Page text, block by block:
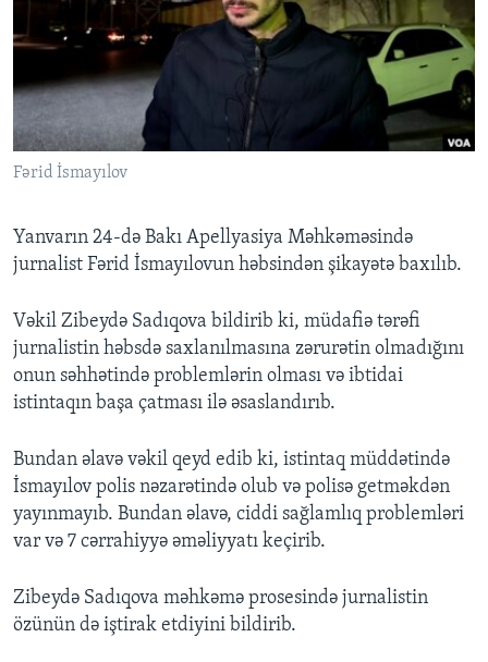
Dillər
Fərid İsmayılov
Yanvarın 24-də Bakı Apellyasiya Məhkəməsində
jurnalist Fərid İsmayılovun həbsindən şikayətə baxılıb.
Vəkil Zibeydə Sadıqova bildirib ki, müdafiə tərəfi
jurnalistin həbsdə saxlanılmasına zərurətin olmadığını
onun səhhətində problemlərin olması və ibtidai
istintaqın başa çatması ilə əsaslandırıb.
Bundan əlavə vəkil qeyd edib ki, istintaq müddətində
İsmayılov polis nəzarətində olub və polisə getməkdən
yayınmayıb. Bundan əlavə, ciddi sağlamlıq problemləri
var və 7 cərrahiyyə əməliyyatı keçirib.
Zibeydə Sadıqova məhkəmə prosesində jurnalistin
özünün də iştirak etdiyini bildirib.